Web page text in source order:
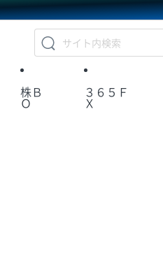
株Ｂ
Ｏ
３６５Ｆ
Ｘ